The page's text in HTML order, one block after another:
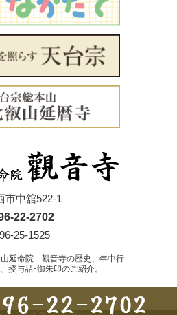
市中舘522-1
22-2702
25-1525
延命院 觀音寺の歴史、年中行
授与品･御朱印のご紹介。